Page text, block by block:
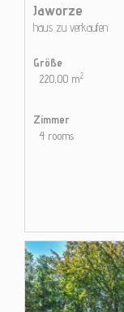
Jaworze
haus zu verkaufen
Größe
220,00 m2
Zimmer
4 rooms